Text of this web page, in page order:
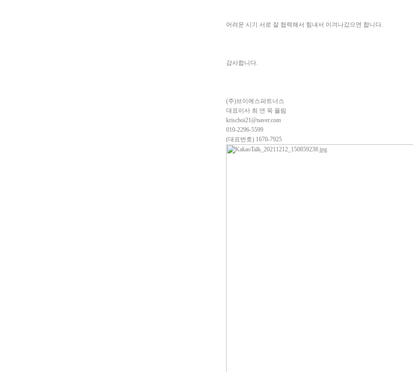
어려운 시기 서로 잘 협력해서 힘내서 이겨나갔으면 합니다.
감사합니다.
(주)브이에스파트너스
대표이사 최 연 욱 올림
krischoi21@naver.com
010-2296-5599
(대표번호) 1670-7925